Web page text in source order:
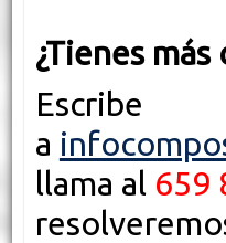
¿Tienes más
Escribe
a
llama al 659